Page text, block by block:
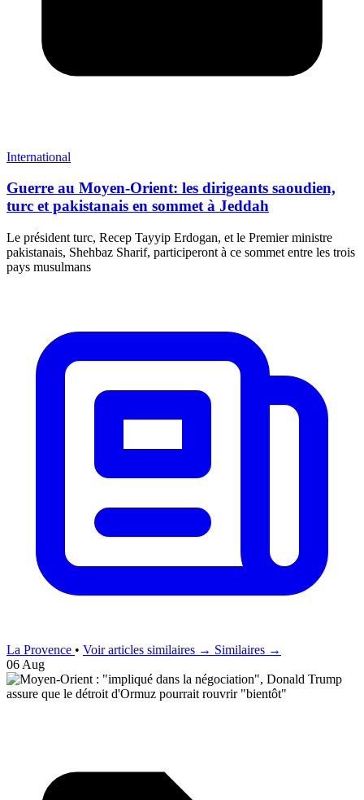
International
Guerre au Moyen-Orient: les dirigeants saoudien,
turc et pakistanais en sommet à Jeddah
Le président turc, Recep Tayyip Erdogan, et le Premier ministre
pakistanais, Shehbaz Sharif, participeront à ce sommet entre les trois
pays musulmans
La Provence • Voir articles similaires → Similaires →
06 Aug